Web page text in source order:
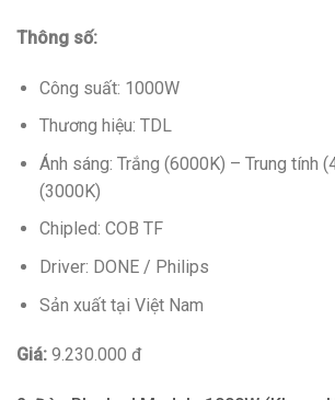
Thông số:
Công suất: 1000W
Thương hiệu: TDL
Ánh sáng: Trắng (6000K) – Trung tính
(3000K)
Chipled: COB TF
Driver: DONE / Philips
Sản xuất tại Việt Nam
Giá: 9.230.000 đ